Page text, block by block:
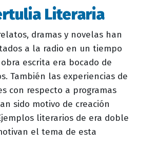
Literaria
dramas y novelas han
a la radio en un tiempo
escrita era bocado de
También las experiencias de
con respecto a programas
sido motivo de creación
literarios de era doble
el tema de esta